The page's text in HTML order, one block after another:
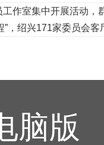
作室集中开展活动，
”，绍兴171家委员会
脑版